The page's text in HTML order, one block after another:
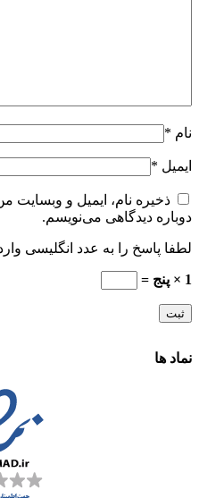
نام *
ایمیل *
ذخیره نام، ایمیل و وبسایت
دوباره دیدگاهی می‌نویسم.
لطفا پاسخ را به عدد انگلیسی
1 × پنج =
نماد ها